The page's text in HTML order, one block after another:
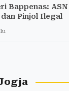
Bappenas:
Pinjol Ilegal